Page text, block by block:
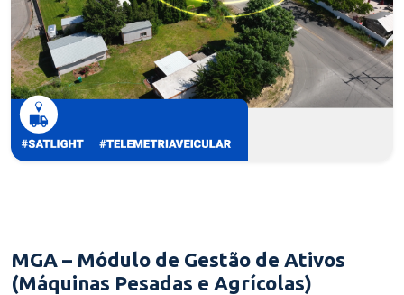
MGA – Módulo de Gestão de Ativos
(Máquinas Pesadas e Agrícolas)